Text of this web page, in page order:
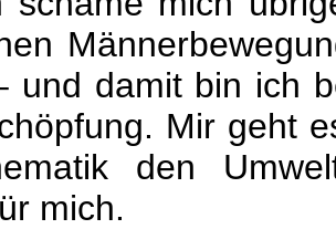
und damit bin ich
Mir geht
den
mich.